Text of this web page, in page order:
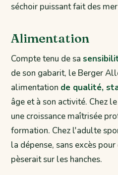
séchoir puissant fait des
Alimentation
Compte tenu de sa
de son gabarit, le Berger
alimentation de qualité,
âge et à son activité. Chez
une croissance maîtrisée
formation. Chez l'adulte
la dépense, sans excès
pèserait sur les hanches.